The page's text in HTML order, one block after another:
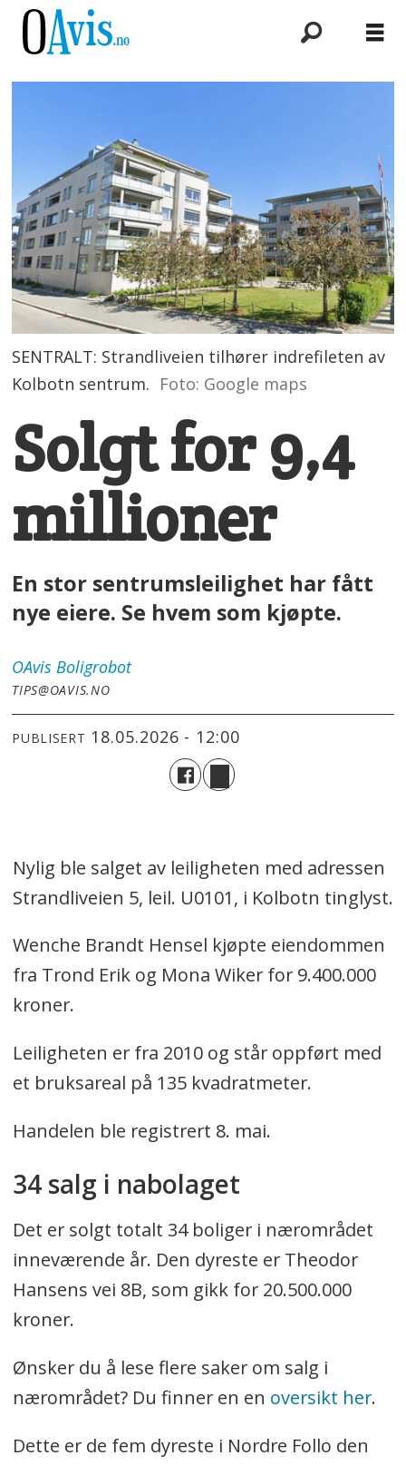
SENTRALT: Strandliveien tilhører indrefileten av
Kolbotn sentrum. Foto: Google maps
Solgt for 9,4
millioner
En stor sentrumsleilighet har fått
nye eiere. Se hvem som kjøpte.
OAvis Boligrobot
TIPS@OAVIS.NO
PUBLISERT 18.05.2026 - 12:00
Nylig ble salget av leiligheten med adressen
Strandliveien 5, leil. U0101, i Kolbotn tinglyst.
Wenche Brandt Hensel kjøpte eiendommen
fra Trond Erik og Mona Wiker for 9.400.000
kroner.
Leiligheten er fra 2010 og står oppført med
et bruksareal på 135 kvadratmeter.
Handelen ble registrert 8. mai.
34 salg i nabolaget
Det er solgt totalt 34 boliger i nærområdet
inneværende år. Den dyreste er Theodor
Hansens vei 8B, som gikk for 20.500.000
kroner.
Ønsker du å lese flere saker om salg i
nærområdet? Du finner en en oversikt her.
Dette er de fem dyreste i Nordre Follo den